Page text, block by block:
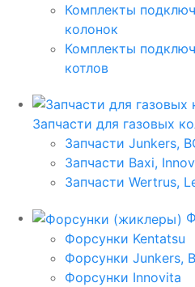
Комплекты
колонок
Комплекты
котлов
Запчасти для газовых
Запчасти Junkers,
Запчасти Baxi,
Запчасти Wertrus,
Форсунки Kentatsu
Форсунки Junkers,
Форсунки Innovita